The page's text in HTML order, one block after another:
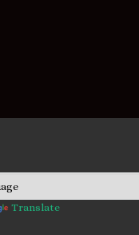
Translate